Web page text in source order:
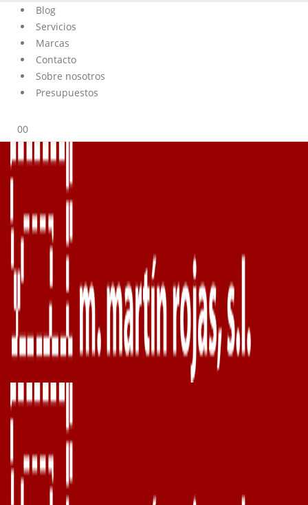
Blog
Servicios
Marcas
Contacto
Sobre nosotros
Presupuestos
00